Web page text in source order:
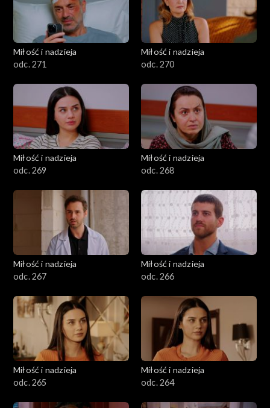
Miłość i nadzieja
odc. 271
Miłość i nadzieja
odc. 270
Miłość i nadzieja
odc. 269
Miłość i nadzieja
odc. 268
Miłość i nadzieja
odc. 267
Miłość i nadzieja
odc. 266
Miłość i nadzieja
odc. 265
Miłość i nadzieja
odc. 264